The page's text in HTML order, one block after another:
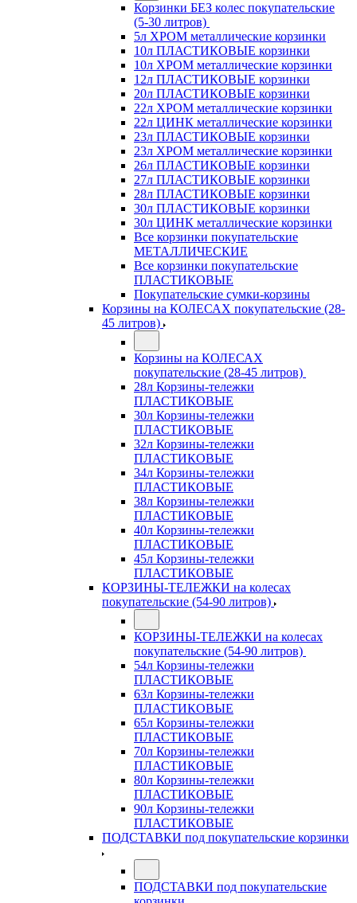
Корзинки БЕЗ колес покупательские
(5-30 литров)
5л ХРОМ металлические корзинки
10л ПЛАСТИКОВЫЕ корзинки
10л ХРОМ металлические корзинки
12л ПЛАСТИКОВЫЕ корзинки
20л ПЛАСТИКОВЫЕ корзинки
22л ХРОМ металлические корзинки
22л ЦИНК металлические корзинки
23л ПЛАСТИКОВЫЕ корзинки
23л ХРОМ металлические корзинки
26л ПЛАСТИКОВЫЕ корзинки
27л ПЛАСТИКОВЫЕ корзинки
28л ПЛАСТИКОВЫЕ корзинки
30л ПЛАСТИКОВЫЕ корзинки
30л ЦИНК металлические корзинки
Все корзинки покупательские
МЕТАЛЛИЧЕСКИЕ
Все корзинки покупательские
ПЛАСТИКОВЫЕ
Покупательские сумки-корзины
Корзины на КОЛЕСАХ покупательские (28-
45 литров)
Корзины на КОЛЕСАХ
покупательские (28-45 литров)
28л Корзины-тележки
ПЛАСТИКОВЫЕ
30л Корзины-тележки
ПЛАСТИКОВЫЕ
32л Корзины-тележки
ПЛАСТИКОВЫЕ
34л Корзины-тележки
ПЛАСТИКОВЫЕ
38л Корзины-тележки
ПЛАСТИКОВЫЕ
40л Корзины-тележки
ПЛАСТИКОВЫЕ
45л Корзины-тележки
ПЛАСТИКОВЫЕ
КОРЗИНЫ-ТЕЛЕЖКИ на колесах
покупательские (54-90 литров)
КОРЗИНЫ-ТЕЛЕЖКИ на колесах
покупательские (54-90 литров)
54л Корзины-тележки
ПЛАСТИКОВЫЕ
63л Корзины-тележки
ПЛАСТИКОВЫЕ
65л Корзины-тележки
ПЛАСТИКОВЫЕ
70л Корзины-тележки
ПЛАСТИКОВЫЕ
80л Корзины-тележки
ПЛАСТИКОВЫЕ
90л Корзины-тележки
ПЛАСТИКОВЫЕ
ПОДСТАВКИ под покупательские корзинки
ПОДСТАВКИ под покупательские